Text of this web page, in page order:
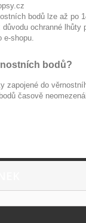
bodů lze až po
ochranné lhůty
e-shopu.
bodů?
zapojené do
časově